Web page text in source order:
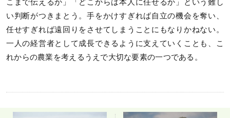
こまで伝えるか」「どこからは本人に任せるか」という難し
い判断がつきまとう。手をかけすぎれば自立の機会を奪い、
任せすぎれば遠回りをさせてしまうことにもなりかねない。
一人の経営者として成長できるように支えていくことも、こ
れからの農業を考えるうえで大切な要素の一つである。